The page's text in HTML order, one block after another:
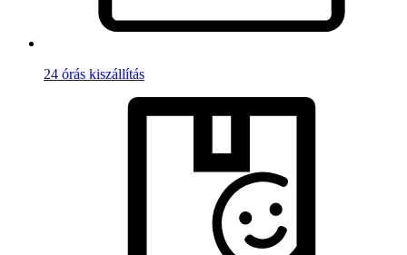
24 órás kiszállítás